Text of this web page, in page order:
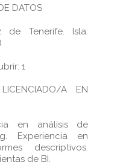
DATOS
de Tenerife. Isla:
1
A EN
en análisis de
Experiencia en
descriptivos.
de BI.